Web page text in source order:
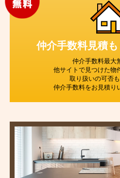
仲介手数料見積も
仲介手数料最大
他サイトで見つけた物
取り扱いの可否も
仲介手数料をお見積り